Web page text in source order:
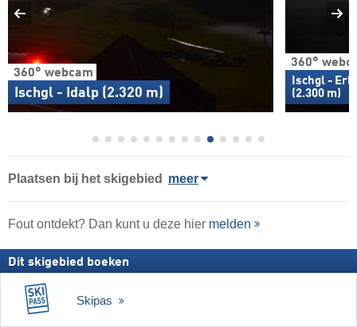
360° webcam
Ischgl - Idalp (2.320 m)
360°
Ischgl -
(2.300 m)
Plaatsen bij het skigebied meer
Fout ontdekt? Dan kunt u deze hier melden
Dit skigebied boeken
Skipas